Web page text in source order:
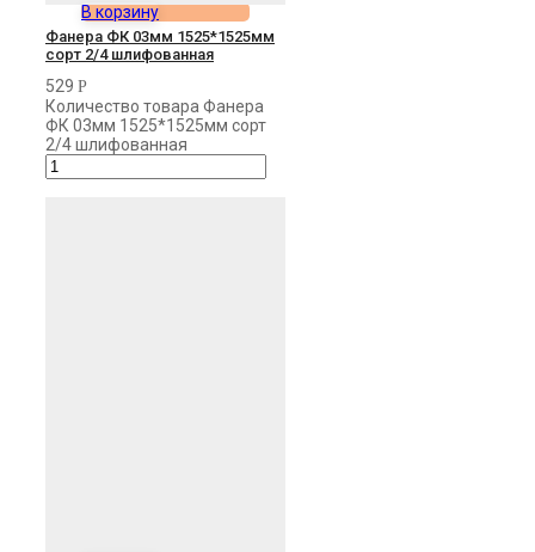
В корзину
Фанера ФК 03мм 1525*1525мм
сорт 2/4 шлифованная
529 Р
Количество товара Фанера
ФК 03мм 1525*1525мм сорт
2/4 шлифованная